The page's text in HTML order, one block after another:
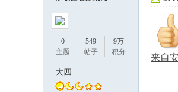
0
主题
549
帖子
9万
积分
大四
来自